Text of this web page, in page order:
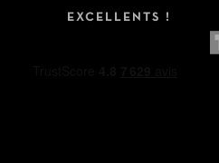
EXCELLENTS !